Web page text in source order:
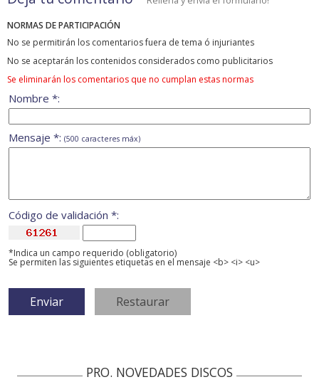
NORMAS DE PARTICIPACIÓN
No se permitirán los comentarios fuera de tema ó injuriantes
No se aceptarán los contenidos considerados como publicitarios
Se eliminarán los comentarios que no cumplan estas normas
Nombre *:
Mensaje *: (500 caracteres máx)
Código de validación *:
*Indica un campo requerido (obligatorio)
Se permiten las siguientes etiquetas en el mensaje <b> <i> <u>
PRO. NOVEDADES DISCOS